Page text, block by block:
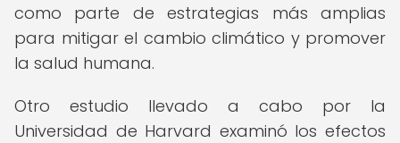
como parte de estrategias más amplias
para mitigar el cambio climático y promover
la salud humana.
Otro estudio llevado a cabo por la
Universidad de Harvard examinó los efectos